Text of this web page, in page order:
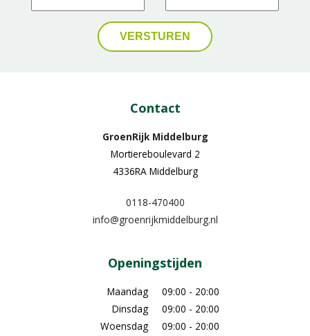
Contact
GroenRijk Middelburg​
Mortiereboulevard 2
4336RA Middelburg
0118-470400
info@groenrijkmiddelburg.nl
Openingstijden
Maandag
09:00 - 20:00
Dinsdag
09:00 - 20:00
Woensdag
09:00 - 20:00